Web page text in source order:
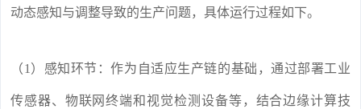
动态感知与调整导致的生产问题，具体运行过程如下。
（1）感知环节：作为自适应生产链的基础，通过部署工业
传感器、物联网终端和视觉检测设备等，结合边缘计算技